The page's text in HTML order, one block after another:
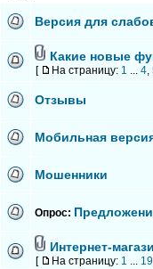
Версия для
Какие новые
[ На страницу: 1 ... 4,
Отзывы
Мобильная
Мошенники
Опрос:
Интернет-
[ На страницу: 1 ... 19